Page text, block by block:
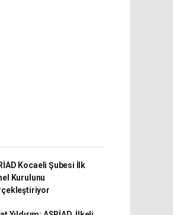
Kocaeli Şubesi İlk
Kurulunu